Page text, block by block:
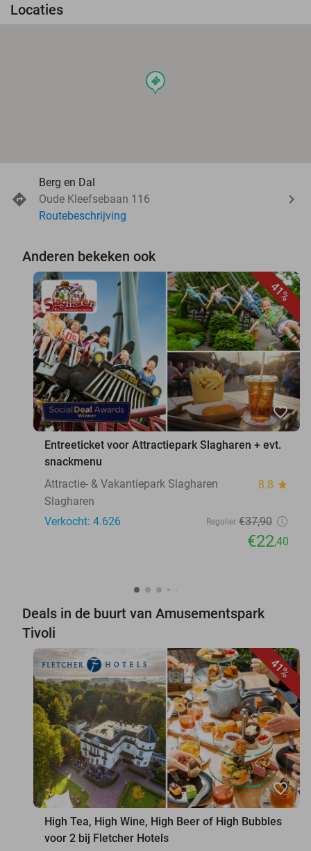
Locaties
events
Berg en Dal
Oude Kleefsebaan 116
Routebeschrijving
Anderen bekeken ook
41%
favorite_border
Entreeticket voor Attractiepark Slagharen + evt.
snackmenu
Attractie- & Vakantiepark Slagharen
8.8 star
Slagharen
Verkocht: 4.626
Regulier €37,90
€22,40
Deals in de buurt van Amusementspark
Tivoli
41%
favorite_border
High Tea, High Wine, High Beer of High Bubbles
voor 2 bij Fletcher Hotels